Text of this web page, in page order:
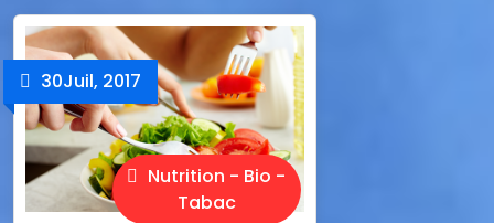
Nutrition - Bio -
Tabac
30Juil, 2017